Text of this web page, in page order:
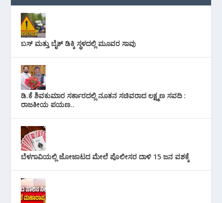
ಬಸ್ ಮತ್ತು ಬೈಕ್ ಡಿಕ್ಕಿ ಸ್ಥಳದಲ್ಲಿ ಮೂವರ ಸಾವು
ಡಿ.ಕೆ ಶಿವಕುಮಾರ ಸರ್ಕಾರದಲ್ಲಿ ನೂತನ ಸಚಿವರಾದ ಲಕ್ಷ್ಮಣ ಸವದಿ :
ರಾಜಕೀಯ ಪಯಣ..
ಬೆಳಗಾವಿಯಲ್ಲಿ ಜೋಜಾಟದ ಮೇಲೆ ಪೊಲೀಸರ ದಾಳಿ 15 ಜನ ವಶಕ್ಕೆ